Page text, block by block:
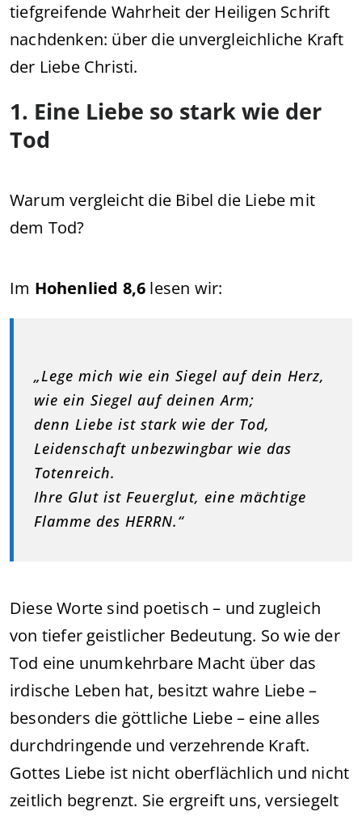
tiefgreifende Wahrheit der Heiligen Schrift
nachdenken: über die unvergleichliche Kraft
der Liebe Christi.
1. Eine Liebe so stark wie der
Tod
Warum vergleicht die Bibel die Liebe mit
dem Tod?
Im Hohenlied 8,6 lesen wir:
„Lege mich wie ein Siegel auf dein Herz,
wie ein Siegel auf deinen Arm;
denn Liebe ist stark wie der Tod,
Leidenschaft unbezwingbar wie das
Totenreich.
Ihre Glut ist Feuerglut, eine mächtige
Flamme des HERRN.“
Diese Worte sind poetisch – und zugleich
von tiefer geistlicher Bedeutung. So wie der
Tod eine unumkehrbare Macht über das
irdische Leben hat, besitzt wahre Liebe –
besonders die göttliche Liebe – eine alles
durchdringende und verzehrende Kraft.
Gottes Liebe ist nicht oberflächlich und nicht
zeitlich begrenzt. Sie ergreift uns, versiegelt